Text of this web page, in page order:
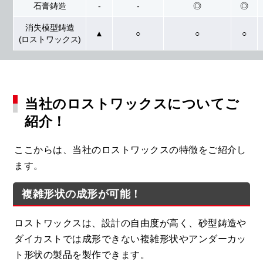
石膏鋳造 - - ◎ ◎
消失模型鋳造
(ロスト ワックス)
▲ ○ ○ ○
当社のロストワックスについてご
紹介！
ここからは、当社のロストワックスの特徴をご紹介し
ます。
複雑形状の成形が可能！
ロストワックスは、設計の自由度が高く、砂型鋳造や
ダイカストでは成形できない複雑形状やアンダーカッ
ト形状の製品を製作できます。